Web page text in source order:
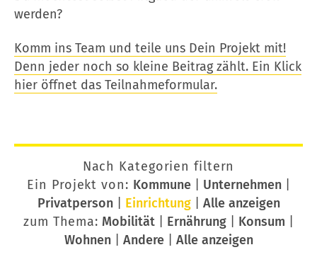
werden?
Komm ins Team und teile uns Dein Projekt mit!
Denn jeder noch so kleine Beitrag zählt. Ein Klick
hier öffnet das Teilnahmeformular.
Nach Kategorien filtern
Ein Projekt von: Kommune| Unternehmen|
Privatperson| Einrichtung| Alle anzeigen
zum Thema: Mobilität Ernährung Konsum
Wohnen| Andere| Alle anzeigen